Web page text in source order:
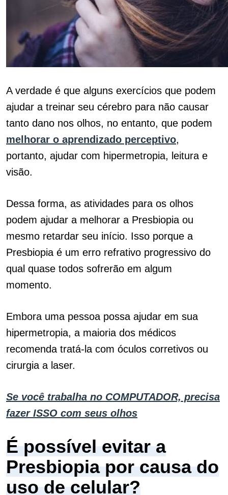
A verdade é que alguns exercícios que podem
ajudar a treinar seu cérebro para não causar
tanto dano nos olhos, no entanto, que podem
melhorar o aprendizado perceptivo,
portanto, ajudar com hipermetropia, leitura e
visão.
Dessa forma, as atividades para os olhos
podem ajudar a melhorar a Presbiopia ou
mesmo retardar seu início. Isso porque a
Presbiopia é um erro refrativo progressivo do
qual quase todos sofrerão em algum
momento.
Embora uma pessoa possa ajudar em sua
hipermetropia, a maioria dos médicos
recomenda tratá-la com óculos corretivos ou
cirurgia a laser.
Se você trabalha no COMPUTADOR, precisa
fazer ISSO com seus olhos
É possível evitar a
Presbiopia por causa do
uso de celular?